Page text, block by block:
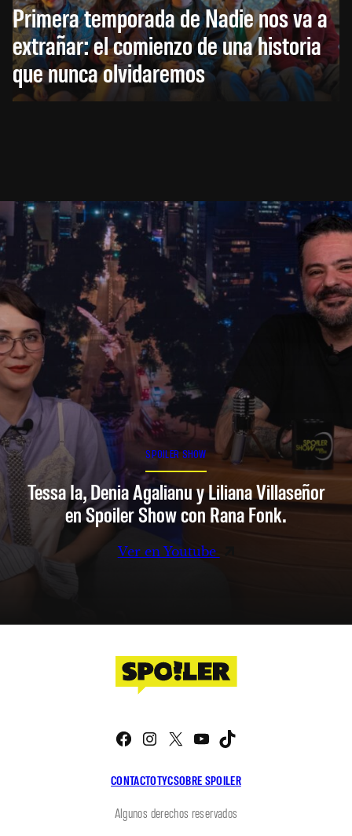
Primera temporada de Nadie nos va a
extrañar: el comienzo de una historia
que nunca olvidaremos
SPOILER SHOW
Tessa Ia, Denia Agalianu y Liliana Villaseñor
en Spoiler Show con Rana Fonk.
Ver en Youtube
CONTACTOTYCSOBRE SPOILER
Facebook
Instagram
X YouTube
Algunos derechos reservados